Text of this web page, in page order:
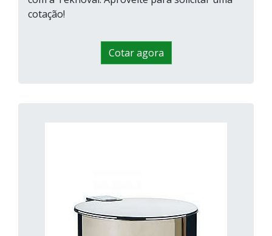
cotação!
Cotar agora